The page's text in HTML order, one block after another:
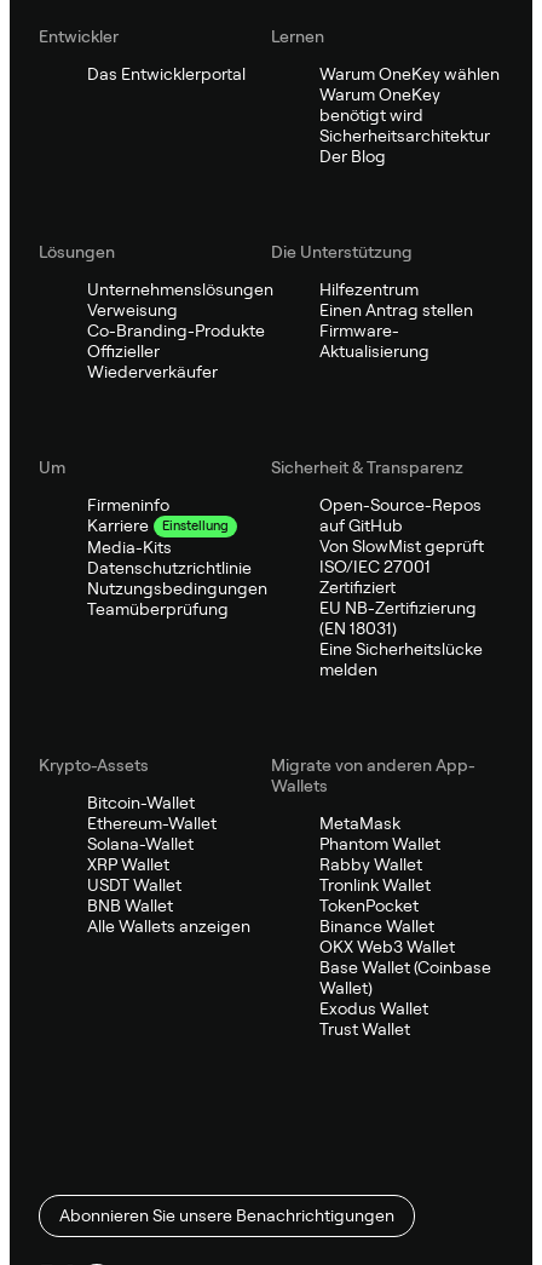
Entwickler
Das Entwicklerportal
Lernen
Warum OneKey wählen
Warum OneKey
benötigt wird
Sicherheitsarchitektur
Der Blog
Lösungen
Unternehmenslösungen
Verweisung
Co-Branding-Produkte
Offizieller
Wiederverkäufer
Die Unterstützung
Hilfezentrum
Einen Antrag stellen
Firmware-
Aktualisierung
Um
Firmeninfo
Karriere
Einstellung
Media-Kits
Datenschutzrichtlinie
Nutzungsbedingungen
Teamüberprüfung
Sicherheit & Transparenz
Open-Source-Repos
auf GitHub
Von SlowMist geprüft
ISO/IEC 27001
Zertifiziert
EU NB-Zertifizierung
(EN 18031)
Eine Sicherheitslücke
melden
Krypto-Assets
Bitcoin-Wallet
Ethereum-Wallet
Solana-Wallet
XRP Wallet
USDT Wallet
BNB Wallet
Alle Wallets anzeigen
Migrate von anderen App-
Wallets
MetaMask
Phantom Wallet
Rabby Wallet
Tronlink Wallet
TokenPocket
Binance Wallet
OKX Web3 Wallet
Base Wallet (Coinbase
Wallet)
Exodus Wallet
Trust Wallet
Abonnieren Sie unsere Benachrichtigungen